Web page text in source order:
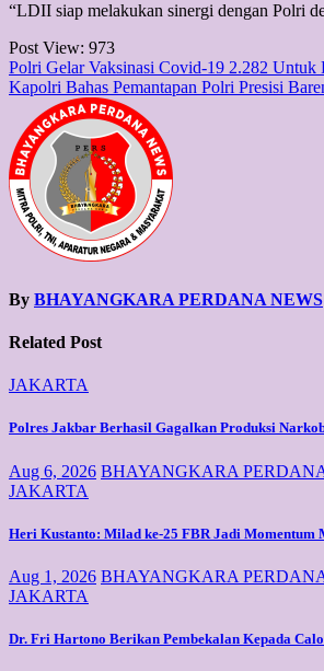
“LDII siap melakukan sinergi dengan Polri
Post View: 973
Post
navigation
Polri Gelar Vaksinasi Covid-19 2.282 Untuk
Kapolri Bahas Pemantapan Polri Presisi
By BHAYANGKARA PERDANA NEWS
Related Post
JAKARTA
Polres Jakbar Berhasil Gagalkan Produksi
Aug 6, 2026 BHAYANGKARA
JAKARTA
Heri Kustanto: Milad ke-25 FBR Jadi Momentum
Aug 1, 2026 BHAYANGKARA
JAKARTA
Dr. Fri Hartono Berikan Pembekalan Kepada